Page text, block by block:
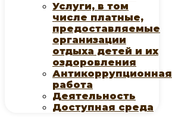
Услуги, в том
числе платные,
предоставляемые
организации
отдыха детей и их
оздоровления
Антикоррупционная
работа
Деятельность
Доступная среда